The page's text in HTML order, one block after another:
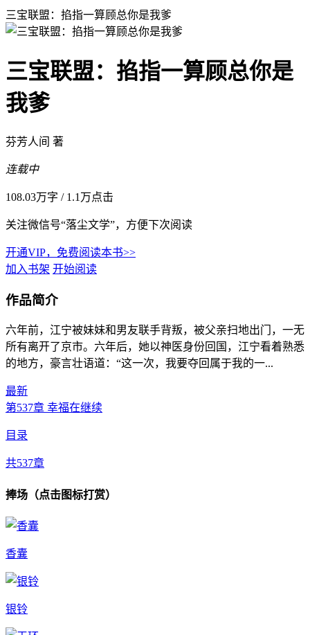
三宝联盟：掐指一算顾总你是我爹
三宝联盟：掐指一算顾总你是
我爹
芬芳人间 著
连载中
108.03万字 / 1.1万点击
关注微信号“落尘文学”，方便下次阅读
开通VIP，免费阅读本书>>
加入书架 开始阅读
作品简介
六年前，江宁被妹妹和男友联手背叛，被父亲扫地出门，一无
所有离开了京市。六年后，她以神医身份回国，江宁看着熟悉
的地方，豪言壮语道：“这一次，我要夺回属于我的一...
最新
第537章 幸福在继续
目录
共537章
捧场（点击图标打赏）
香囊
银铃